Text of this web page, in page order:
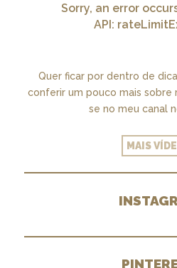
Sorry, an error
API:
Quer ficar por dentro de
conferir um pouco mais sobre
se no meu canal
MAIS